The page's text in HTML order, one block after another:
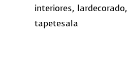
interiores, lardecorado,
tapetesala